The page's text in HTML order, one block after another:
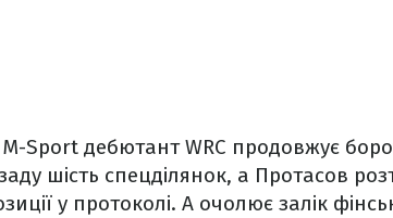
Sport дебютант WRC продовжує
шість спецділянок, а Протасов
у протоколі. А очолює залік